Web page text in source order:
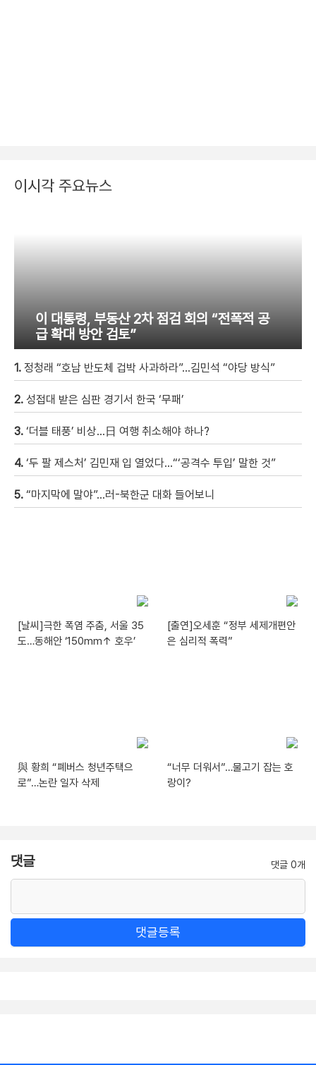
이시각 주요뉴스
이 대통령, 부동산 2차 점검 회의 “전폭적 공
급 확대 방안 검토”
1. 정청래 “호남 반도체 겁박 사과하라”…김민석 “야당 방식”
2. 성접대 받은 심판 경기서 한국 ‘무패’
3. ‘더블 태풍’ 비상…日 여행 취소해야 하나?
4. ‘두 팔 제스처’ 김민재 입 열었다…“‘공격수 투입’ 말한 것”
5. “마지막에 말야”…러-북한군 대화 들어보니
[날씨]극한 폭염 주춤, 서울 35
도…동해안 ‘150mm↑ 호우’
[출연]오세훈 “정부 세제개편안
은 심리적 폭력”
與 황희 “폐버스 청년주택으
로”…논란 일자 삭제
“너무 더워서”…물고기 잡는 호
랑이?
댓글 댓글 0개
댓글등록